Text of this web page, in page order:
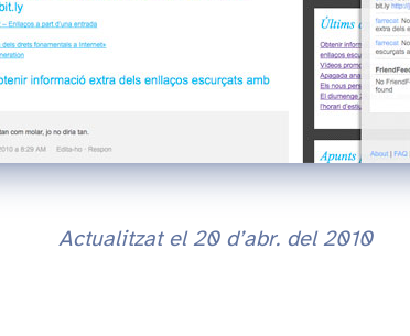
Actualitzat el20 d’abr. del 2010